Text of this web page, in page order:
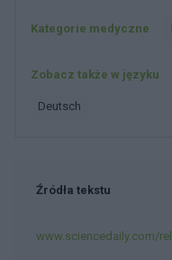
Kategorie medyczne
Zobacz także w języku
deutsch
Źródła tekstu
www.sciencedaily.com/